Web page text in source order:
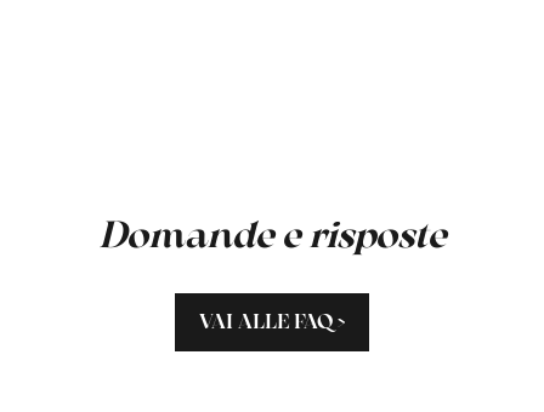
Domande e risposte
VAI ALLE FAQ >